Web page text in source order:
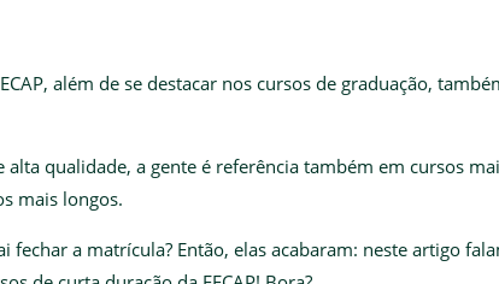
além de se destacar nos cursos de graduação,
alta qualidade, a gente é referência também em cursos
mais longos.
fechar a matrícula? Então, elas acabaram: neste artigo